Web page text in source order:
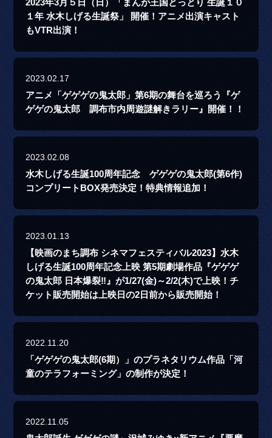
2023年3月５日（日）「まんが王国とっとり 生誕１０
１年 水木しげる生誕祭」 開催！アニメ出演キャスト
もVTR出演！
2023.02.17
アニメ「ゲゲゲの鬼太郎」第6期の舞台を巡ろう『ゲ
ゲゲの鬼太郎 調布市内周遊謎解きラリー』開催！！
2023.02.08
水木しげる生誕100周年記念 ゲゲゲの鬼太郎(第6作)
コンプリートBOX発売決定！特典情報追加！
2023.01.13
【映画のまち調布 シネマフェスティバル2023】水木
しげる生誕100周年記念上映 第5期劇場作品『ゲゲゲ
の鬼太郎 日本爆裂‼』が1/27(金)～2/2(木)で上映！チ
ケット販売開始は上映日の2日前から販売開始！
2022.11.20
「ゲゲゲの鬼太郎(6期）」のプラネタリウム作品「河
童のテラフォーミング」の制作が決定！
2022.11.05